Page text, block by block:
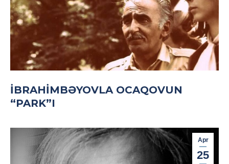
İBRAHIMBƏYOVLA OCAQOVUN
“PARK”I
Apr
25